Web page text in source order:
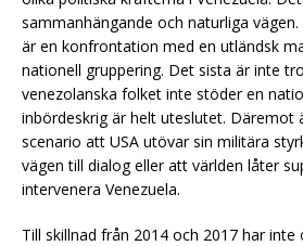
sammanhängande och naturliga
är en konfrontation med en utländsk
nationell gruppering. Det sista är inte
venezolanska folket inte stöder en
inbördeskrig är helt uteslutet. Däremot
scenario att USA utövar sin militära
vägen till dialog eller att världen låter
intervenera Venezuela.
Till skillnad från 2014 och 2017 har